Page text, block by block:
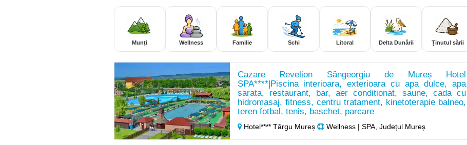
Munți Wellness Familie Schi Litoral Delta Dunării Ținutul sării
Cazare Revelion Sângeorgiu de Mureș Hotel
SPA****|Piscina interioara, exterioara cu apa dulce, apa
sarata, restaurant, bar, aer conditionat, saune, cada cu
hidromasaj, fitness, centru tratament, kinetoterapie balneo,
teren fotbal, tenis, baschet, parcare
Hotel**** Târgu Mureș Wellness | SPA, Județul Mureș